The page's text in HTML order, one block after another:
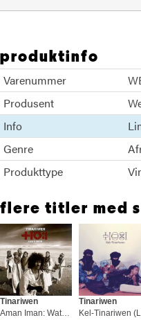
produktinfo
Varenummer
Produsent
Info
Genre
Produkttype
flere titler med
Tinariwen
Aman Iman: Water Is Life (2LP)
Tinariwen
Kel-Tinariwen